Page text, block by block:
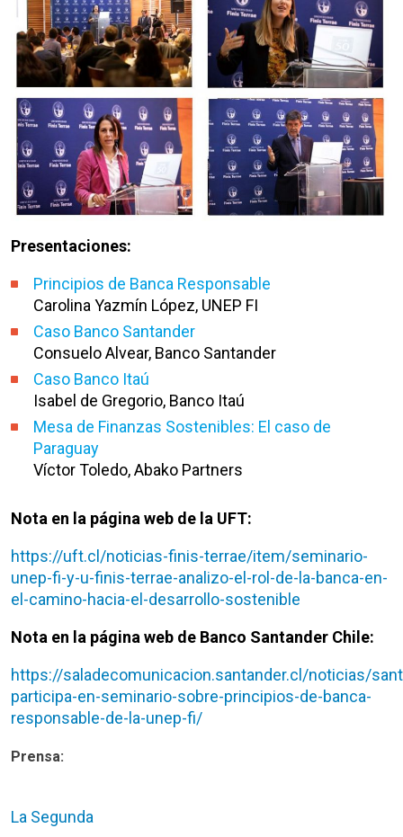
Presentaciones:
Principios de Banca Responsable
Carolina Yazmín López, UNEP FI
Caso Banco Santander
Consuelo Alvear, Banco Santander
Caso Banco Itaú
Isabel de Gregorio, Banco Itaú
Mesa de Finanzas Sostenibles: El caso de
Paraguay
Víctor Toledo, Abako Partners
Nota en la página web de la UFT:
https://uft.cl/noticias-finis-terrae/item/seminario-
unep-fi-y-u-finis-terrae-analizo-el-rol-de-la-banca-en-
el-camino-hacia-el-desarrollo-sostenible
Nota en la página web de Banco Santander Chile:
https://saladecomunicacion.santander.cl/noticias/
participa-en-seminario-sobre-principios-de-banca-
responsable-de-la-unep-fi/
Prensa:
La Segunda